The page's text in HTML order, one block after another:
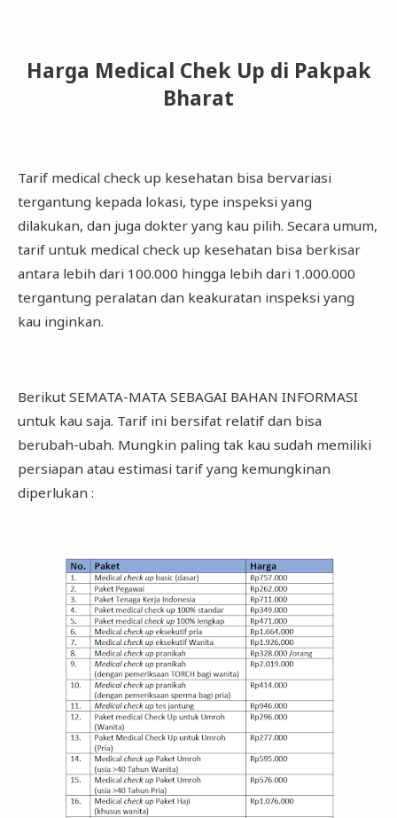
Harga Medical Chek Up di Pakpak
Bharat
Tarif medical check up kesehatan bisa bervariasi
tergantung kepada lokasi, type inspeksi yang
dilakukan, dan juga dokter yang kau pilih. Secara umum,
tarif untuk medical check up kesehatan bisa berkisar
antara lebih dari 100.000 hingga lebih dari 1.000.000
tergantung peralatan dan keakuratan inspeksi yang
kau inginkan.
Berikut SEMATA-MATA SEBAGAI BAHAN INFORMASI
untuk kau saja. Tarif ini bersifat relatif dan bisa
berubah-ubah. Mungkin paling tak kau sudah memiliki
persiapan atau estimasi tarif yang kemungkinan
diperlukan :